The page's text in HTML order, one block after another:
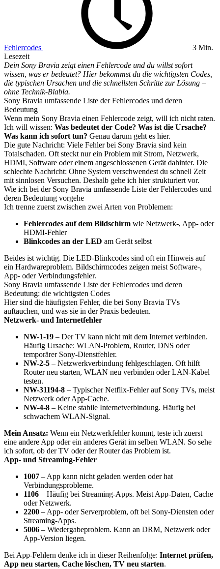
Fehlercodes
3 Min.
Lesezeit
Dein Sony Bravia zeigt einen Fehlercode und du willst sofort
wissen, was er bedeutet? Hier bekommst du die wichtigsten Codes,
die typischen Ursachen und die schnellsten Schritte zur Lösung –
ohne Technik-Blabla.
Sony Bravia umfassende Liste der Fehlercodes und deren
Bedeutung
Wenn mein Sony Bravia einen Fehlercode zeigt, will ich nicht raten.
Ich will wissen: Was bedeutet der Code? Was ist die Ursache?
Was kann ich sofort tun? Genau darum geht es hier.
Die gute Nachricht: Viele Fehler bei Sony Bravia sind kein
Totalschaden. Oft steckt nur ein Problem mit Strom, Netzwerk,
HDMI, Software oder einem angeschlossenen Gerät dahinter. Die
schlechte Nachricht: Ohne System verschwendest du schnell Zeit
mit sinnlosen Versuchen. Deshalb gehe ich hier strukturiert vor.
Wie ich bei der Sony Bravia umfassende Liste der Fehlercodes und
deren Bedeutung vorgehe
Ich trenne zuerst zwischen zwei Arten von Problemen:
Fehlercodes auf dem Bildschirm wie Netzwerk-, App- oder
HDMI-Fehler
Blinkcodes an der LED am Gerät selbst
Beides ist wichtig. Die LED-Blinkcodes sind oft ein Hinweis auf
ein Hardwareproblem. Bildschirmcodes zeigen meist Software-,
App- oder Verbindungsfehler.
Sony Bravia umfassende Liste der Fehlercodes und deren
Bedeutung: die wichtigsten Codes
Hier sind die häufigsten Fehler, die bei Sony Bravia TVs
auftauchen, und was sie in der Praxis bedeuten.
Netzwerk- und Internetfehler
NW-1-19 – Der TV kann nicht mit dem Internet verbinden.
Häufig Ursache: WLAN-Problem, Router, DNS oder
temporärer Sony-Dienstfehler.
NW-2-5 – Netzwerkverbindung fehlgeschlagen. Oft hilft
Router neu starten, WLAN neu verbinden oder LAN-Kabel
testen.
NW-31194-8 – Typischer Netflix-Fehler auf Sony TVs, meist
Netzwerk oder App-Cache.
NW-4-8 – Keine stabile Internetverbindung. Häufig bei
schwachem WLAN-Signal.
Mein Ansatz: Wenn ein Netzwerkfehler kommt, teste ich zuerst
eine andere App oder ein anderes Gerät im selben WLAN. So sehe
ich sofort, ob der TV oder der Router das Problem ist.
App- und Streaming-Fehler
1007 – App kann nicht geladen werden oder hat
Verbindungsprobleme.
1106 – Häufig bei Streaming-Apps. Meist App-Daten, Cache
oder Netzwerk.
2200 – App- oder Serverproblem, oft bei Sony-Diensten oder
Streaming-Apps.
5006 – Wiedergabeproblem. Kann an DRM, Netzwerk oder
App-Version liegen.
Bei App-Fehlern denke ich in dieser Reihenfolge: Internet prüfen,
App neu starten, Cache löschen, TV neu starten.